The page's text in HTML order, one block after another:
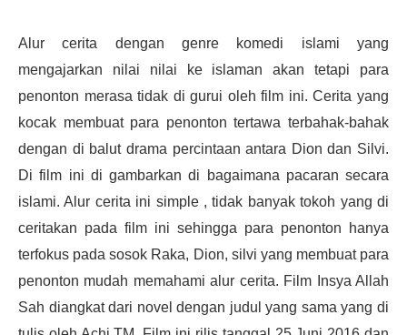
Alur cerita dengan genre komedi islami yang
mengajarkan nilai nilai ke islaman akan tetapi para
penonton merasa tidak di gurui oleh film ini. Cerita yang
kocak membuat para penonton tertawa terbahak-bahak
dengan di balut drama percintaan antara Dion dan Silvi.
Di film ini di gambarkan di bagaimana pacaran secara
islami. Alur cerita ini simple , tidak banyak tokoh yang di
ceritakan pada film ini sehingga para penonton hanya
terfokus pada sosok Raka, Dion, silvi yang membuat para
penonton mudah memahami alur cerita. Film Insya Allah
Sah diangkat dari novel dengan judul yang sama yang di